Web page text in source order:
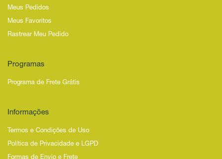
Meus Pedidos
Meus Favoritos
Rastrear Meu Pedido
Programas
Programa de Frete Grátis
Informações
Termos e Condições de Uso
Política de Privacidade e LGPD
Formas de Envio e Frete